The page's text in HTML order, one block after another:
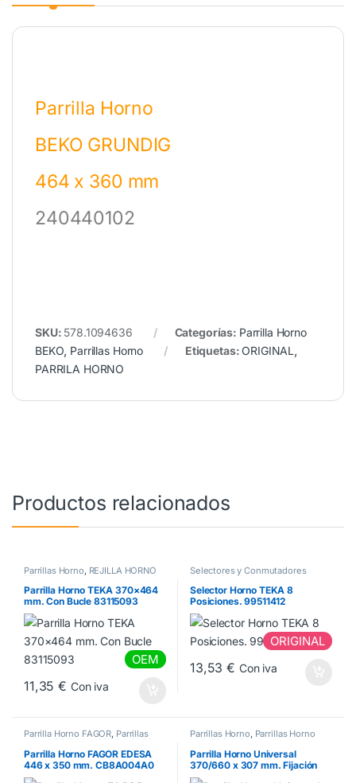
Parrilla Horno
BEKO GRUNDIG
464 x 360 mm
240440102
SKU: 578.1094636 Categorías: Parrilla Horno
BEKO, Parrillas Horno Etiquetas:ORIGINAL,
PARRILA HORNO
Productos relacionados
Parrillas Horno, REJILLA HORNO
Parrilla Horno TEKA 370×464
mm. Con Bucle 83115093
OEM
11,35€ Con iva
Selectores y Conmutadores
Selectores y
Conmutadores TEKA
Selector Horno TEKA 8
Posiciones. 99511412
ORIGINAL
13,53€ Con iva
Parrilla Horno FAGOR, Parrillas
REJILLA HORNO ASPES
REJILLA HORNO EDESA
Parrilla Horno FAGOR EDESA
446 x 350 mm. CB8A004A0
Parrillas Horno, Parrillas Horno
UNIVERSALES
Parrilla Horno Universal
370/660 x 307 mm. Fijación
tornillos.